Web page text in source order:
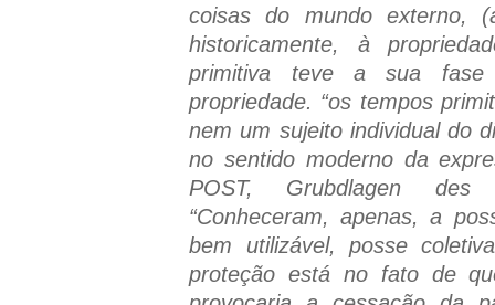
coisas do mundo externo,
historicamente, à
primitiva teve a sua fase
propriedade. “os tempos
nem um sujeito individual do
no sentido moderno da
POST, Grubdlagen
“Conheceram, apenas, a
bem utilizável, posse
proteção está no fato de